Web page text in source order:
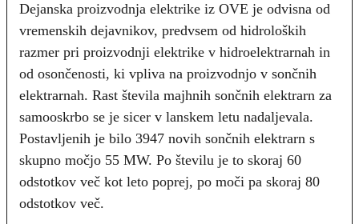
Dejanska proizvodnja elektrike iz OVE je odvisna od
vremenskih dejavnikov, predvsem od hidroloških
razmer pri proizvodnji elektrike v hidroelektrarnah in
od osončenosti, ki vpliva na proizvodnjo v sončnih
elektrarnah. Rast števila majhnih sončnih elektrarn za
samooskrbo se je sicer v lanskem letu nadaljevala.
Postavljenih je bilo 3947 novih sončnih elektrarn s
skupno močjo 55 MW. Po številu je to skoraj 60
odstotkov več kot leto poprej, po moči pa skoraj 80
odstotkov več.